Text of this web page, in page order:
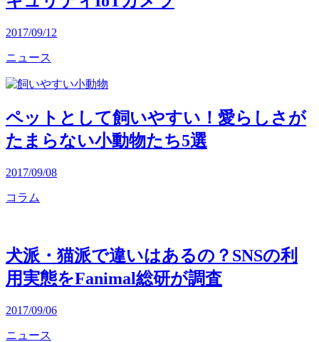
2017/09/12
ニュース
ペットとして飼いやすい！愛らしさが
たまらない小動物たち5選
2017/09/08
コラム
犬派・猫派で違いはあるの？SNSの利
用実態をFanimal総研が調査
2017/09/06
ニュース